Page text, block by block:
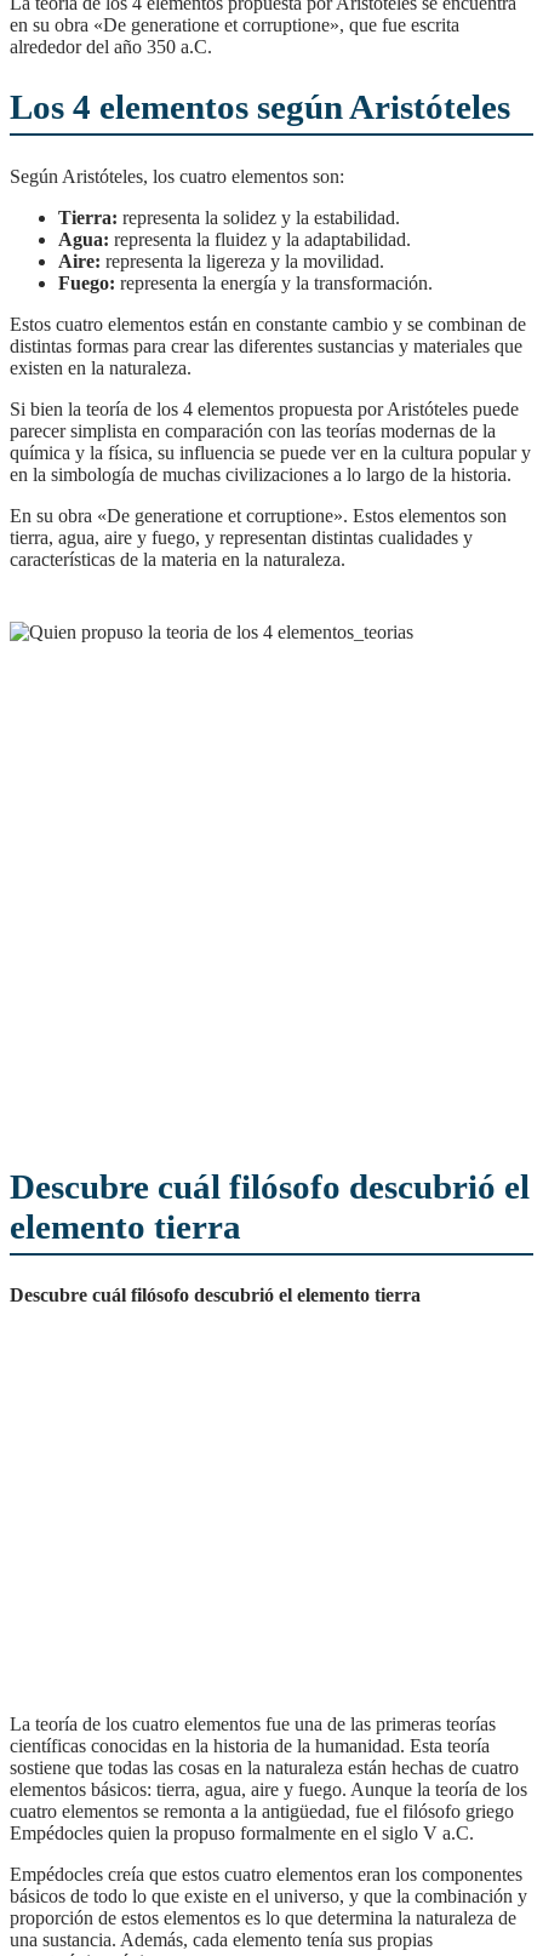
en su obra «De generatione et corruptione», que fue escrita
alrededor del año 350 a.C.
Los 4 elementos según Aristóteles
Según Aristóteles, los cuatro elementos son:
Tierra: representa la solidez y la estabilidad.
Agua: representa la fluidez y la adaptabilidad.
Aire: representa la ligereza y la movilidad.
Fuego: representa la energía y la transformación.
Estos cuatro elementos están en constante cambio y se combinan de
distintas formas para crear las diferentes sustancias y materiales que
existen en la naturaleza.
Si bien la teoría de los 4 elementos propuesta por Aristóteles puede
parecer simplista en comparación con las teorías modernas de la
química y la física, su influencia se puede ver en la cultura popular y
en la simbología de muchas civilizaciones a lo largo de la historia.
en su obra «De generatione et corruptione». Estos elementos son
tierra, agua, aire y fuego, y representan distintas cualidades y
características de la materia en la naturaleza.
Descubre cuál filósofo descubrió el
elemento tierra
Descubre cuál filósofo descubrió el elemento tierra
La teoría de los cuatro elementos fue una de las primeras teorías
científicas conocidas en la historia de la humanidad. Esta teoría
sostiene que todas las cosas en la naturaleza están hechas de cuatro
elementos básicos: tierra, agua, aire y fuego. Aunque la teoría de los
cuatro elementos se remonta a la antigüedad, fue el filósofo griego
Empédocles quien la propuso formalmente en el siglo V a.C.
Empédocles creía que estos cuatro elementos eran los componentes
básicos de todo lo que existe en el universo, y que la combinación y
proporción de estos elementos es lo que determina la naturaleza de
una sustancia. Además, cada elemento tenía sus propias